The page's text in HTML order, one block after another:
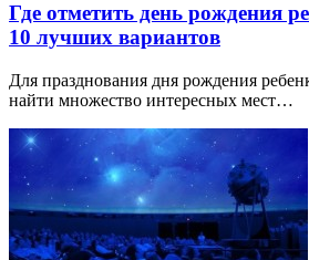
Где отметить день рождения
10 лучших вариантов
Для празднования дня рождения
найти множество интересных мест…